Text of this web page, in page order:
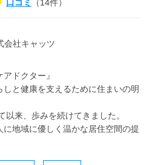
口コミ （14件）
ドクター』
と健康を支えるために住まいの明
来、歩みを続けてきました。
地域に優しく温かな居住空間の提